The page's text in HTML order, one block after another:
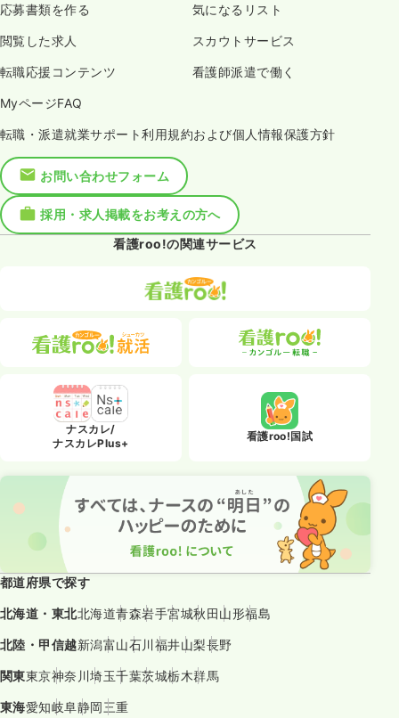
応募書類を作る 気になるリスト
閲覧した求人 スカウトサービス
転職応援コンテンツ 看護師派遣で働く
MyページFAQ
転職・派遣就業サポート利用規約および個人情報保護方針
お問い合わせフォーム
採用・求人掲載をお考えの方へ
看護roo!の関連サービス
ナスカレ/
ナスカレPlus+
看護roo!国試
都道府県で探す
北海道・東北北海道青森岩手宮城秋田 山形福島
北陸・甲信越新潟富山石川 福井山梨長野
関東東京神奈川埼玉千葉茨城栃木群馬
東海愛知岐阜静岡三重